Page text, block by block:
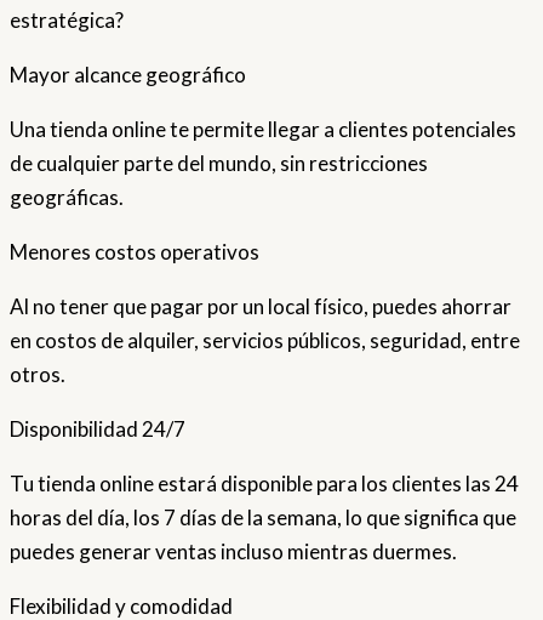
estratégica?
Mayor alcance geográfico
Una tienda online te permite llegar a clientes potenciales
de cualquier parte del mundo, sin restricciones
geográficas.
Menores costos operativos
Al no tener que pagar por un local físico, puedes ahorrar
en costos de alquiler, servicios públicos, seguridad, entre
otros.
Disponibilidad 24/7
Tu tienda online estará disponible para los clientes las 24
horas del día, los 7 días de la semana, lo que significa que
puedes generar ventas incluso mientras duermes.
Flexibilidad y comodidad